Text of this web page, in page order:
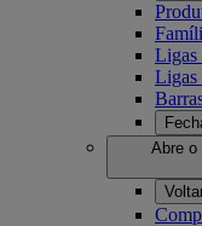
Ligas
Ligas
Abre o